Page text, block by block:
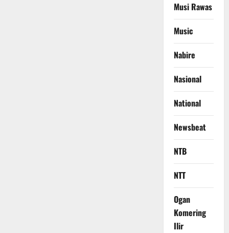
Musi Rawas
Music
Nabire
Nasional
National
Newsbeat
NTB
NTT
Ogan
Komering
Ilir